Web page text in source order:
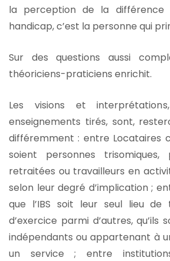
la perception de la différence
handicap, c’est la personne qui
Sur des questions aussi
théoriciens-praticiens enrichit.
Les visions et
enseignements tirés, sont,
différemment : entre Locataires
soient personnes trisomiques,
retraitées ou travailleurs en
selon leur degré d’implication ;
que l’IBS soit leur seul lieu
d’exercice parmi d’autres, qu’ils
indépendants ou appartenant à
un service ; entre